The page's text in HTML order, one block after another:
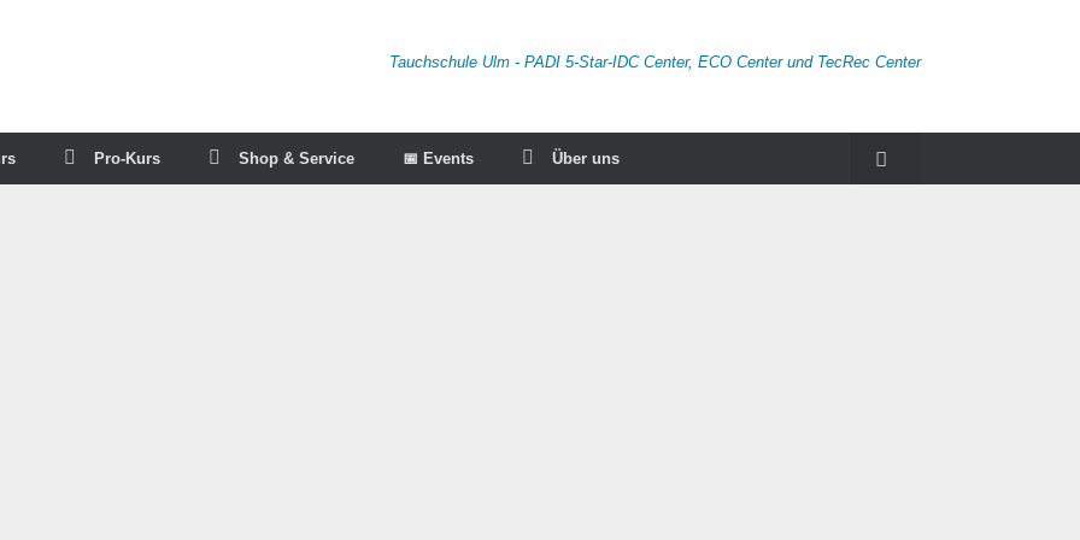
Tauchschule Ulm - PADI 5-Star-IDC Center, ECO Center und TecRec Center
Pro-Kurs Shop & Service 📅 Events Über uns